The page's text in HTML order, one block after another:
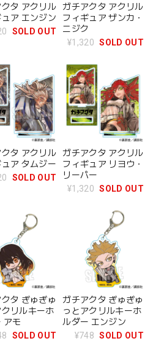
タ アクリル
ア エンジン
SOLD OUT
ガチアクタ アクリル
フィギュア ザンカ・
ニジク
¥1,320 SOLD OUT
タ アクリル
ア タムジー
SOLD OUT
ガチアクタ アクリル
フィギュア リヨウ・
リーパー
¥1,320 SOLD OUT
タ ぎゅぎゅ
クリルキーホ
アモ
SOLD OUT
ガチアクタ ぎゅぎゅ
っとアクリルキーホ
ルダー エンジン
¥748 SOLD OUT